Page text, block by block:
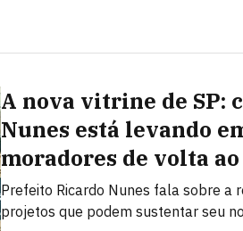
A nova vitrine de SP:
Nunes está levando
moradores de volta
Prefeito Ricardo Nunes fala sobre a
projetos que podem sustentar seu